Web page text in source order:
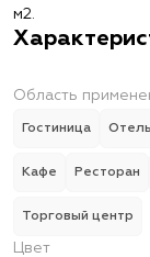
м2.
Область
Гостиница Отель
Кафе Ресторан
Торговый центр
Цвет